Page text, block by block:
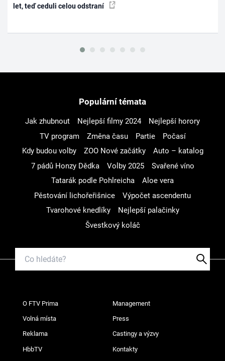
let, teď ceduli celou odstraní
Populární témata
Jak zhubnout Nejlepší filmy 2024
Nejlepší horory
TV program
Změna času Partie
Počasí
Kdy budou volby
ZOO Nové začátky
Auto – katalog
7 pádů Honzy Dědka
Volby 2025
Svařené víno
Tatarák podle Pohlreicha
Aloe vera
Pěstování lichořeřišnice
Výpočet ascendentu
Tvarohové knedlíky
Nejlepší palačinky
Švestkový koláč
O FTV Prima Management
Volná místa Press
Reklama Castingy a výzvy
HbbTV Kontakty